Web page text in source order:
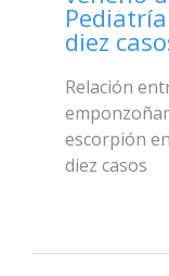
diez
Relación
escorpión
diez casos